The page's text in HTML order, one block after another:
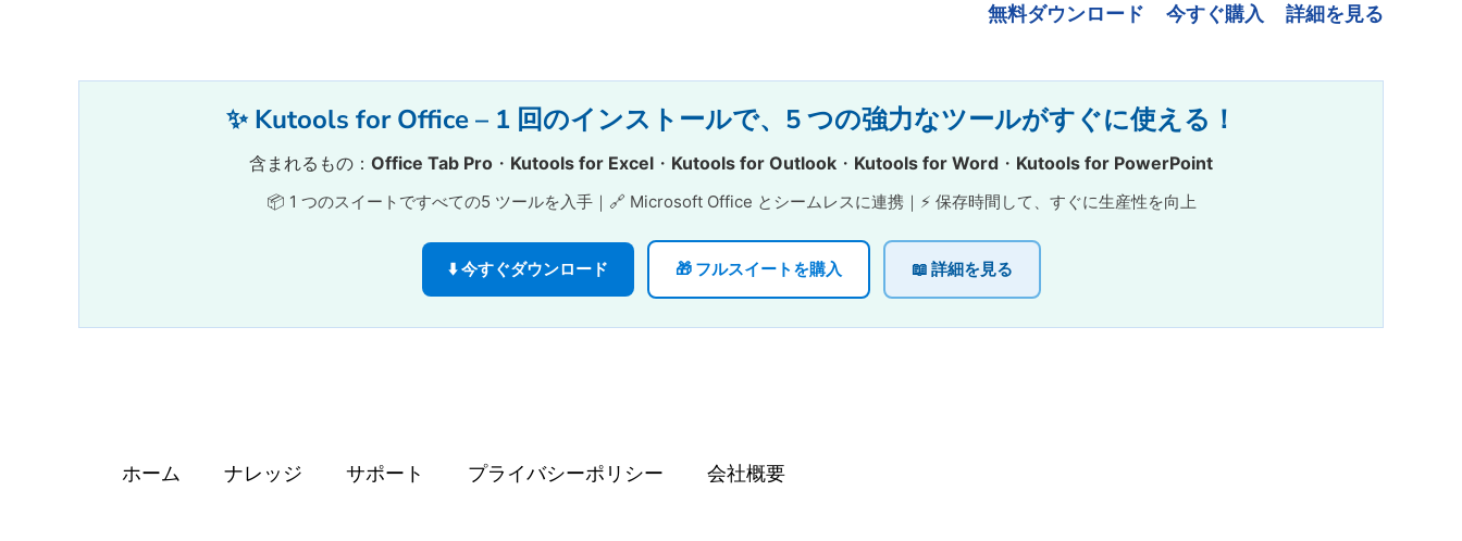
無料ダウンロード 今すぐ購入 詳細を見る
✨ Kutools for Office – 1 回のインストールで、5 つの強力なツールがすぐに使える！
含まれるもの： Office Tab Pro ・ Kutools for Excel ・ Kutools for Outlook ・ Kutools for Word ・ Kutools for PowerPoint
📦 1 つのスイートですべての5 ツールを入手｜🔗 Microsoft Office とシームレスに連携｜⚡ 保存時間して、すぐに生産性を向上
⬇️ 今すぐダウンロード 🎁 フルスイートを購入 📖 詳細を見る
ホーム ナレッジ サポート プライバシーポリシー 会社概要